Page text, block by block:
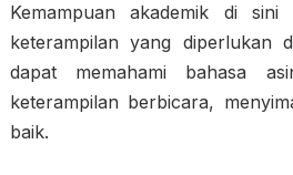
Kemampuan akademik di sini
keterampilan yang diperlukan
dapat memahami bahasa
keterampilan berbicara,
baik.